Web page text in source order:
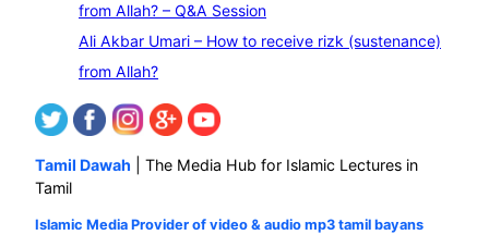
from Allah? – Q&A Session
Ali Akbar Umari – How to receive rizk (sustenance)
from Allah?
Tamil Dawah | The Media Hub for Islamic Lectures in
Tamil
Islamic Media Provider of video & audio mp3 tamil bayans